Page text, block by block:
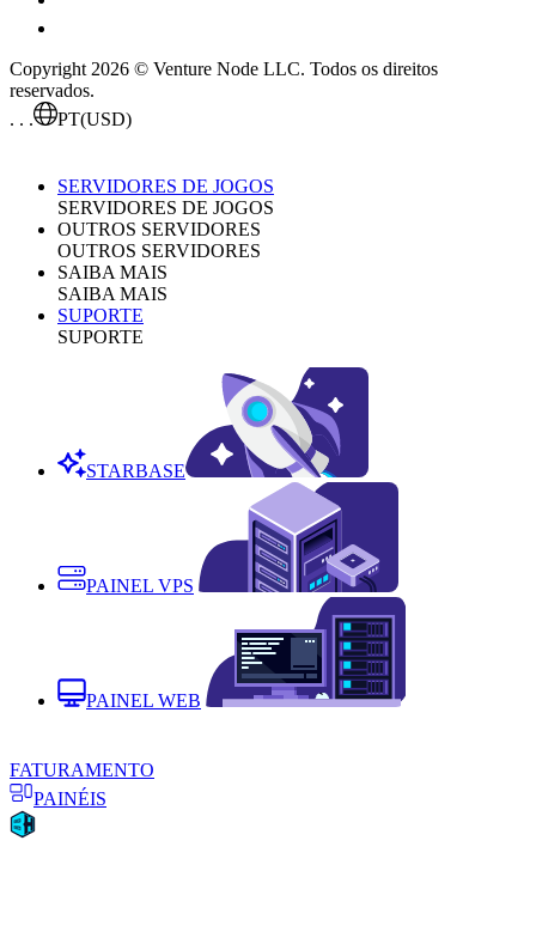
Copyright 2026 © Venture Node LLC. Todos os direitos
reservados.
. . .
PT(USD)
SERVIDORES DE JOGOS
SERVIDORES DE JOGOS
OUTROS SERVIDORES
OUTROS SERVIDORES
SAIBA MAIS
SAIBA MAIS
SUPORTE
SUPORTE
STARBASE
PAINEL VPS
PAINEL WEB
FATURAMENTO
PAINÉIS